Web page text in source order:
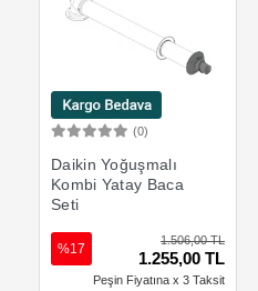
(0)
Daikin Yoğuşmalı
Kombi Yatay Baca
Seti
1.506,00 TL
1.255,00 TL
%17
Peşin Fiyatına x 3 Taksit